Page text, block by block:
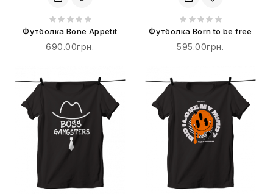
Футболка Bone Appetit
690.00грн.
Футболка Born to be free
595.00грн.